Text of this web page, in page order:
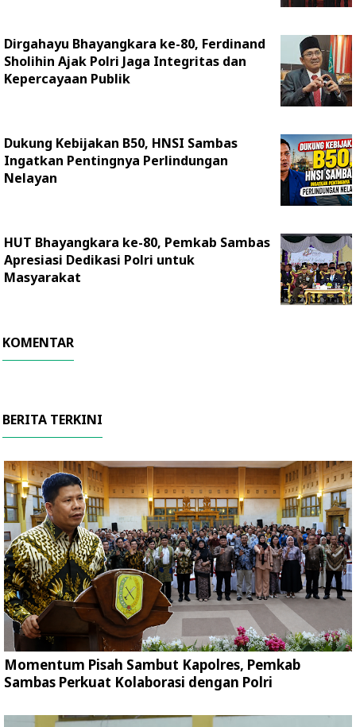
Dirgahayu Bhayangkara ke-80, Ferdinand
Sholihin Ajak Polri Jaga Integritas dan
Kepercayaan Publik
Dukung Kebijakan B50, HNSI Sambas
Ingatkan Pentingnya Perlindungan
Nelayan
HUT Bhayangkara ke-80, Pemkab Sambas
Apresiasi Dedikasi Polri untuk
Masyarakat
KOMENTAR
BERITA TERKINI
Momentum Pisah Sambut Kapolres, Pemkab
Sambas Perkuat Kolaborasi dengan Polri